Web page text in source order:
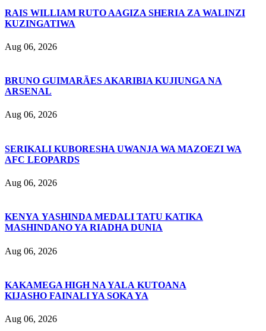
RAIS WILLIAM RUTO AAGIZA SHERIA ZA WALINZI
KUZINGATIWA
Aug 06, 2026
BRUNO GUIMARÃES AKARIBIA KUJIUNGA NA
ARSENAL
Aug 06, 2026
SERIKALI KUBORESHA UWANJA WA MAZOEZI WA
AFC LEOPARDS
Aug 06, 2026
KENYA YASHINDA MEDALI TATU KATIKA
MASHINDANO YA RIADHA DUNIA
Aug 06, 2026
KAKAMEGA HIGH NA YALA KUTOANA
KIJASHO FAINALI YA SOKA YA
Aug 06, 2026